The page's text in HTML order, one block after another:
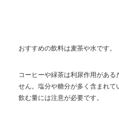
おすすめの飲料は麦茶や水です。
コーヒーや緑茶は利尿作用がある
せん。塩分や糖分が多く含まれて
飲む量には注意が必要です。